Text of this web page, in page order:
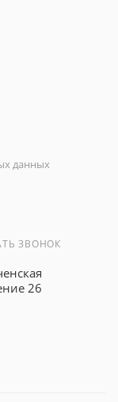
данных
ЗВОНОК
26